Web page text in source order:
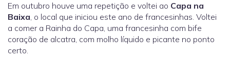
Em outubro houve uma repetição e voltei ao Capa na
Baixa, o local que iniciou este ano de francesinhas. Voltei
a comer a Rainha do Capa, uma francesinha com bife
coração de alcatra, com molho líquido e picante no ponto
certo.